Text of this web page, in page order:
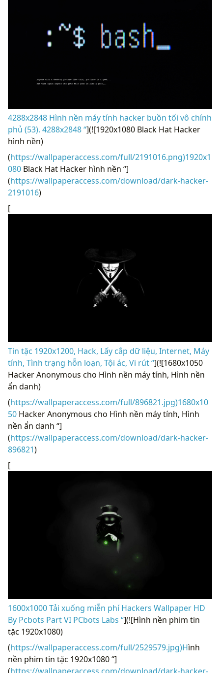
4288x2848 Hình nền máy tính hacker buồn tối vô chính
phủ (53). 4288x2848 “](![1920x1080 Black Hat Hacker
hình nền)
(https://wallpaperaccess.com/full/2191016.png)1920x1
080 Black Hat Hacker hình nền “]
(https://wallpaperaccess.com/download/dark-hacker-
2191016)
[
Tin tặc 1920x1200, Hack, Lấy cắp dữ liệu, Internet, Máy
tính, Tình trạng hỗn loạn, Tội ác, Vi rút “](![1680x1050
Hacker Anonymous cho Hình nền máy tính, Hình nền
ẩn danh)
(https://wallpaperaccess.com/full/896821.jpg)1680x10
50 Hacker Anonymous cho Hình nền máy tính, Hình
nền ẩn danh “]
(https://wallpaperaccess.com/download/dark-hacker-
896821)
[
1600x1000 Tải xuống miễn phí Hackers Wallpaper HD
By Pcbots Part VI PCbots Labs “](![Hình nền phim tin
tặc 1920x1080)
(https://wallpaperaccess.com/full/2529579.jpg)Hình
nền phim tin tặc 1920x1080 “]